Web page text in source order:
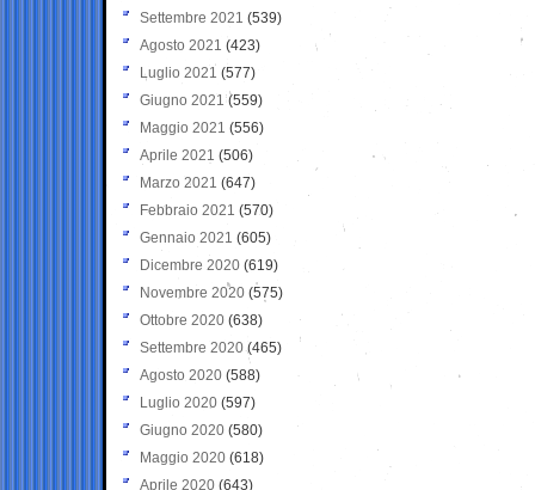
Settembre 2021 (539)
Agosto 2021 (423)
Luglio 2021 (577)
Giugno 2021(559)
Maggio 2021 (556)
Aprile 2021 (506)
Marzo 2021 (647)
Febbraio 2021 (570)
Gennaio 2021 (605)
Dicembre 2020 (619)
Novembre 2020 (575)
Ottobre 2020 (638)
Settembre 2020(465)
Agosto 2020 (588)
Luglio 2020 (597)
Giugno 2020 (580)
Maggio 2020 (618)
Aprile 2020 (643)